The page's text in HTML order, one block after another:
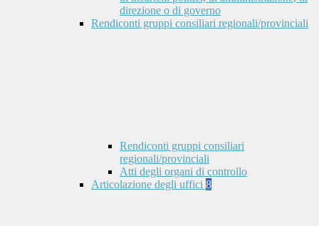
direzione o di governo
Rendiconti gruppi consiliari regionali/provinciali
Rendiconti gruppi consiliari
regionali/provinciali
Atti degli organi di controllo
Articolazione degli uffici 8